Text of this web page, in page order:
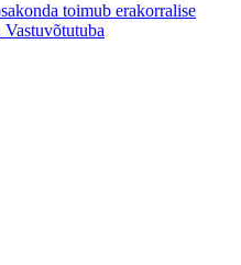
toimub erakorralise